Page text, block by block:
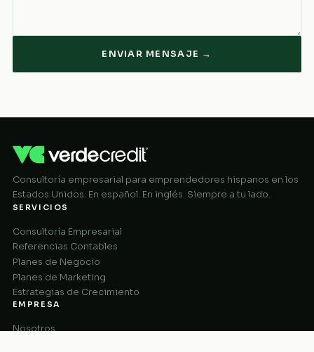
ENVIAR MENSAJE →
Consultoría empresarial para emprendedores hispanos en los
Estados Unidos. En español. En inglés. Siempre a tu lado.
SERVICIOS
Consultoría Empresarial
Referencias Contables
Planes de Negocio
Planes de Marketing
Estrategias de Crecimiento
EMPRESA
Nosotros